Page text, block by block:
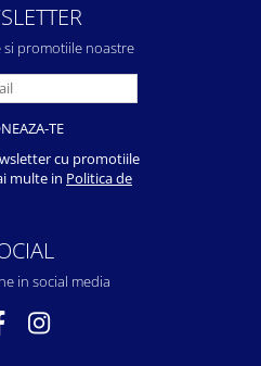
si promotiile noastre
cu promotiile
multe in Politica de
in social media